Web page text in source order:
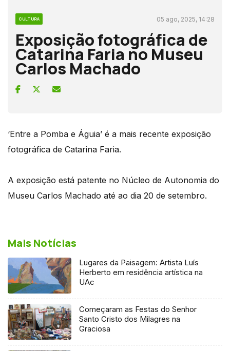
CULTURA 05 ago, 2025, 14:28
Exposição fotográfica de
Catarina Faria no Museu
Carlos Machado
‘Entre a Pomba e Águia’ é a mais recente exposição
fotográfica de Catarina Faria.
A exposição está patente no Núcleo de Autonomia do
Museu Carlos Machado até ao dia 20 de setembro.
Mais Notícias
Lugares da Paisagem: Artista Luís
Herberto em residência artística na
UAc
Começaram as Festas do Senhor
Santo Cristo dos Milagres na
Graciosa